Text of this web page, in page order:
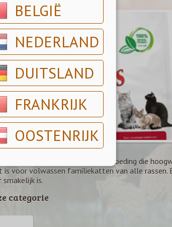
BELGIË
NEDERLAND
DUITSLAND
FRANKRIJK
OOSTENRIJK
en krokante gezondheidsvoeding die
voor volwassen familiekatten van alle rassen.
smakelijk is.
categorie